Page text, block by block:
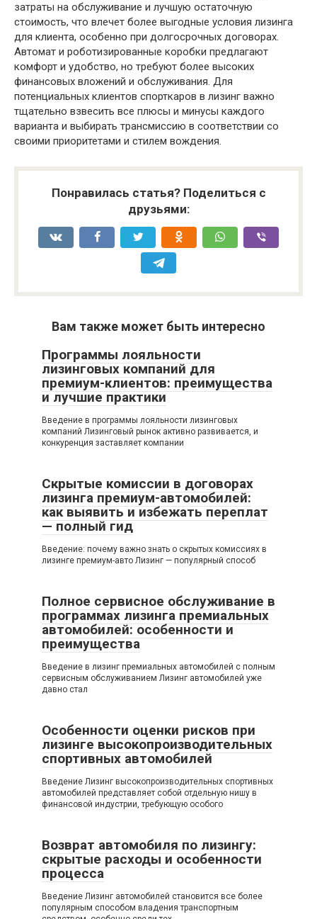
затраты на обслуживание и лучшую остаточную
стоимость, что влечет более выгодные условия лизинга
для клиента, особенно при долгосрочных договорах.
Автомат и роботизированные коробки предлагают
комфорт и удобство, но требуют более высоких
финансовых вложений и обслуживания. Для
потенциальных клиентов спорткаров в лизинг важно
тщательно взвесить все плюсы и минусы каждого
варианта и выбирать трансмиссию в соответствии со
своими приоритетами и стилем вождения.
Понравилась статья? Поделиться с
друзьями:
Вам также может быть интересно
Программы лояльности
лизинговых компаний для
премиум-клиентов: преимущества
и лучшие практики
Введение в программы лояльности лизинговых
компаний Лизинговый рынок активно развивается, и
конкуренция заставляет компании
Скрытые комиссии в договорах
лизинга премиум-автомобилей:
как выявить и избежать переплат
— полный гид
Введение: почему важно знать о скрытых комиссиях в
лизинге премиум-авто Лизинг — популярный способ
Полное сервисное обслуживание в
программах лизинга премиальных
автомобилей: особенности и
преимущества
Введение в лизинг премиальных автомобилей с полным
сервисным обслуживанием Лизинг автомобилей уже
давно стал
Особенности оценки рисков при
лизинге высокопроизводительных
спортивных автомобилей
Введение Лизинг высокопроизводительных спортивных
автомобилей представляет собой отдельную нишу в
финансовой индустрии, требующую особого
Возврат автомобиля по лизингу:
скрытые расходы и особенности
процесса
Введение Лизинг автомобилей становится все более
популярным способом владения транспортным